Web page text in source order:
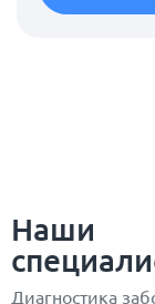
Наши
Диагностика